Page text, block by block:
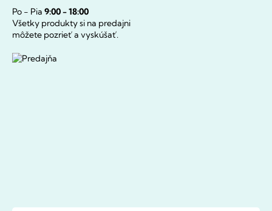
Po - Pia 9:00 - 18:00
Všetky produkty si na predajni
môžete pozrieť a vyskúšať.